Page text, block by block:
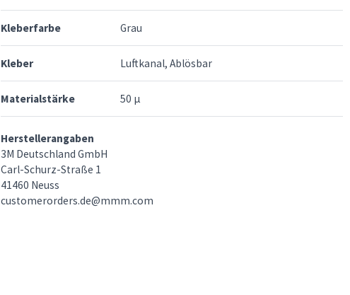
Kleberfarbe Grau
Kleber Luftkanal, Ablösbar
Materialstärke 50 μ
Herstellerangaben
3M Deutschland GmbH
Carl-Schurz-Straße 1
41460 Neuss
customerorders.de@mmm.com